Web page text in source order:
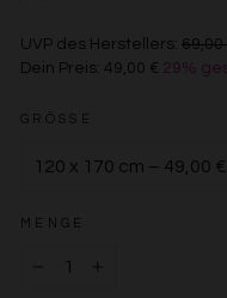
UVP des Herstellers: 69,00
Dein Preis: 49,00 € 29%
GRÖSSE
MENGE